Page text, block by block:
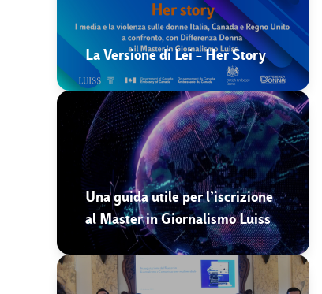
La Versione di Lei – Her Story
Una guida utile per l’iscrizione
al Master in Giornalismo Luiss